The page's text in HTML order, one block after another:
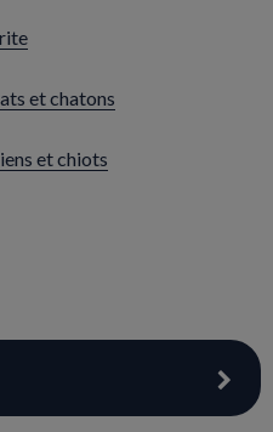
et chatons
et chiots